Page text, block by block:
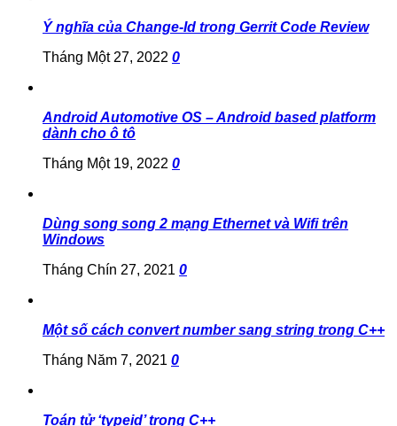
Ý nghĩa của Change-Id trong Gerrit Code Review
Tháng Một 27, 2022 0
Android Automotive OS – Android based platform
dành cho ô tô
Tháng Một 19, 2022 0
Dùng song song 2 mạng Ethernet và Wifi trên
Windows
Tháng Chín 27, 2021 0
Một số cách convert number sang string trong C++
Tháng Năm 7, 2021 0
Toán tử ‘typeid’ trong C++